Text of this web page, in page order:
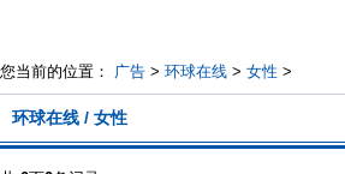
您当前的位置： 广告 > 环球在线 > 女性 >
环球在线 / 女性